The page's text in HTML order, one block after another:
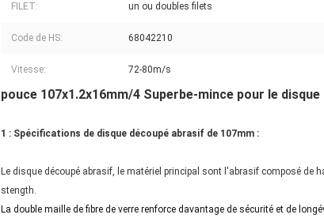
FILET: un ou doubles filets
Code de HS: 68042210
Vitesse: 72-80m/s
pouce 107x1.2x16mm/4 Superbe-mince pour le
1 : Spécifications de disque découpé abrasif de 107mm :
Le disque découpé abrasif, le matériel principal sont l'abrasif composé de
stength.
La double maille de fibre de verre renforce davantage de sécurité et de